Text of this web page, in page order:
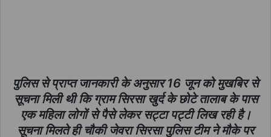
पुलिस से प्राप्त जानकारी के अनुसार 16 जून को मुखबिर से
सूचना मिली थी कि ग्राम सिरसा खुर्द के छोटे तालाब के पास
एक महिला लोगों से पैसे लेकर सट्टा पट्टी लिख रही है।
सूचना मिलते ही चौकी जेवरा सिरसा पुलिस टीम ने मौके पर